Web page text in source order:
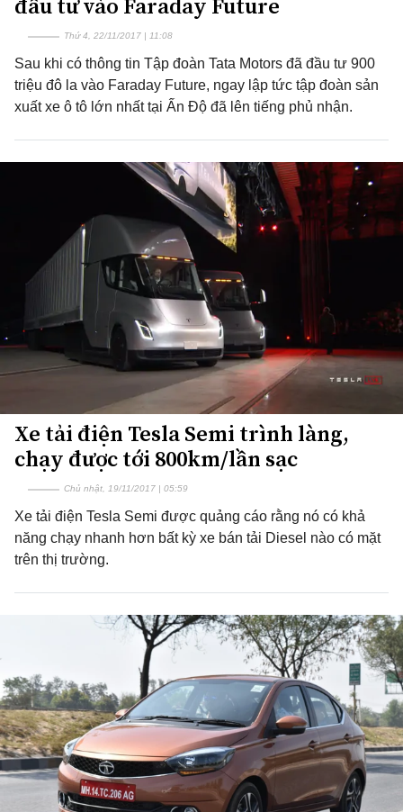
Thứ 4, 22/11/2017 | 11:08
Sau khi có thông tin Tập đoàn Tata Motors đã đầu tư 900
triệu đô la vào Faraday Future, ngay lập tức tập đoàn sản
xuất xe ô tô lớn nhất tại Ấn Độ đã lên tiếng phủ nhận.
Xe tải điện Tesla Semi trình làng,
chạy được tới 800km/lần sạc
Chủ nhật, 19/11/2017 | 05:59
Xe tải điện Tesla Semi được quảng cáo rằng nó có khả
năng chạy nhanh hơn bất kỳ xe bán tải Diesel nào có mặt
trên thị trường.